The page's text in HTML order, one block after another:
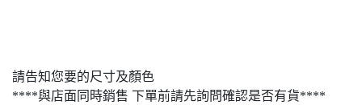
請告知您要的尺寸及顏色
****與店面同時銷售 下單前請先詢問確認是否有貨****